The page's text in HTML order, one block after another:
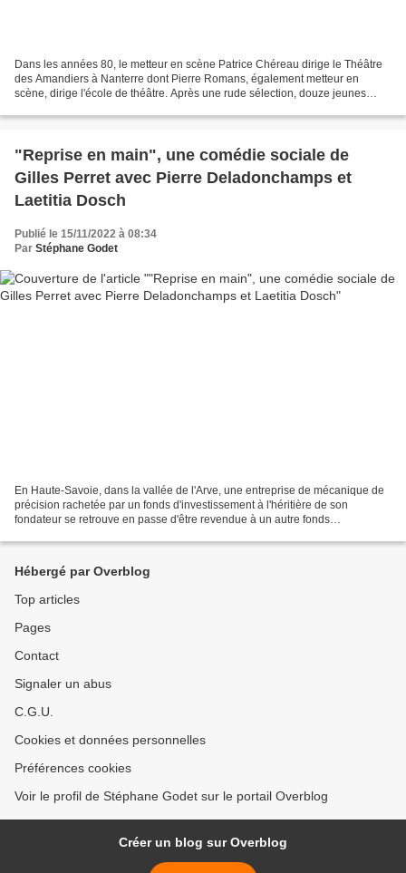
Dans les années 80, le metteur en scène Patrice Chéreau dirige le Théâtre
des Amandiers à Nanterre dont Pierre Romans, également metteur en
scène, dirige l'école de théâtre. Après une rude sélection, douze jeunes
"Reprise en main", une comédie sociale de
Gilles Perret avec Pierre Deladonchamps et
Laetitia Dosch
Publié le 15/11/2022 à 08:34
Par Stéphane Godet
En Haute-Savoie, dans la vallée de l'Arve, une entreprise de mécanique de
précision rachetée par un fonds d'investissement à l'héritière de son
fondateur se retrouve en passe d'être revendue à un autre fonds
Hébergé par Overblog
Top articles
Pages
Contact
Signaler un abus
C.G.U.
Cookies et données personnelles
Préférences cookies
Voir le profil de Stéphane Godet sur le portail Overblog
Créer un blog sur Overblog